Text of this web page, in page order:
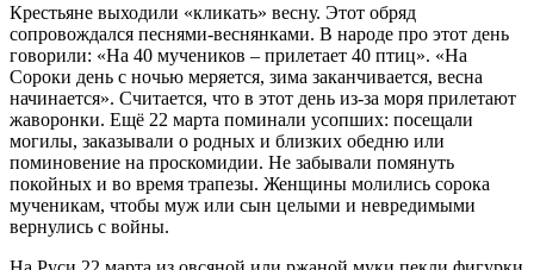
Крестьяне выходили «кликать» весну. Этот обряд
сопровождался песнями-веснянками. В народе про этот день
говорили: «На 40 мучеников – прилетает 40 птиц». «На
Сороки день с ночью меряется, зима заканчивается, весна
начинается». Считается, что в этот день из-за моря прилетают
жаворонки. Ещё 22 марта поминали усопших: посещали
могилы, заказывали о родных и близких обедню или
поминовение на проскомидии. Не забывали помянуть
покойных и во время трапезы. Женщины молились сорока
мученикам, чтобы муж или сын целыми и невредимыми
вернулись с войны.